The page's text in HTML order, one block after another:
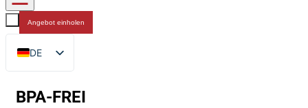
Angebot einholen
DE
EN
FR
BPA-FREI